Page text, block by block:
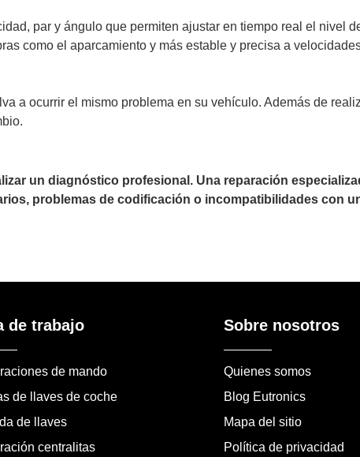
par y ángulo que permiten ajustar en tiempo real el nivel
como el aparcamiento y más estable y precisa a
a ocurrir el mismo problema en su vehículo. Además de
un diagnóstico profesional. Una reparación
problemas de codificación o incompatibilidades con
de trabajo
de mando
de llaves de coche
de llaves
centralitas
Sobre nosotros
Quienes somos
Blog Eutronics
Mapa del sitio
Política de privacidad